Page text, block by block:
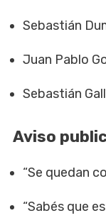
Sebastián
Juan Pablo
Sebastián
Aviso
“Se quedan
“Sabés que